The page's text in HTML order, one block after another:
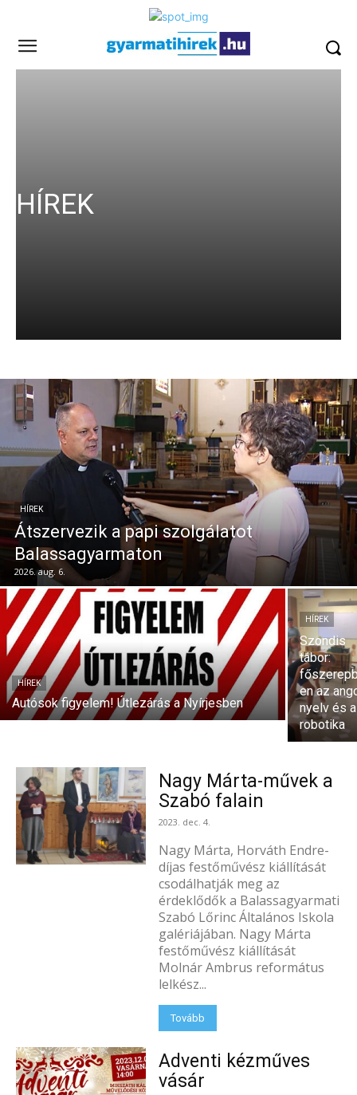
HÍREK
HÍREK
Átszervezik a papi szolgálatot
Balassagyarmaton
2026. aug. 6.
HÍREK
Autósok figyelem! Útlezárás a Nyírjesben
HÍREK
Szondis
tábor:
en az
nyelv és a
robotika
Nagy Márta-művek a
Szabó falain
2023. dec. 4.
Nagy Márta, Horváth Endre-
díjas festőművész kiállítását
csodálhatják meg az
érdeklődők a Balassagyarmati
Szabó Lőrinc Általános Iskola
galériájában. Nagy Márta
festőművész kiállítását
Molnár Ambrus református
lelkész...
Tovább
Adventi kézműves
vásár